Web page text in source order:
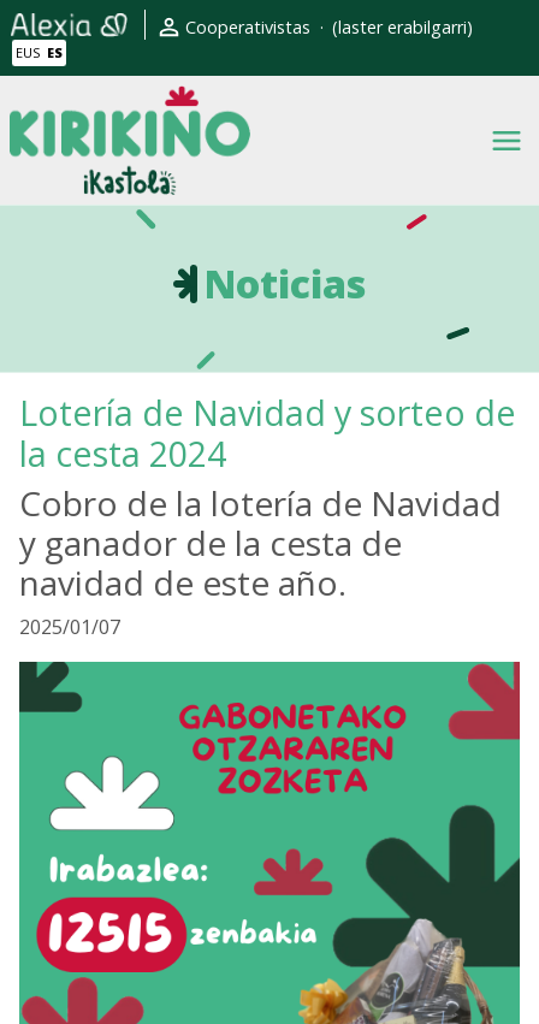
Pasar al contenido principalErabiltzaile kontuaren
Cooperativistas (laster erabilgarri)
EUS ES
Noticias
Lotería de Navidad y sorteo de
la cesta 2024
Cobro de la lotería de Navidad
y ganador de la cesta de
navidad de este año.
2025/01/07